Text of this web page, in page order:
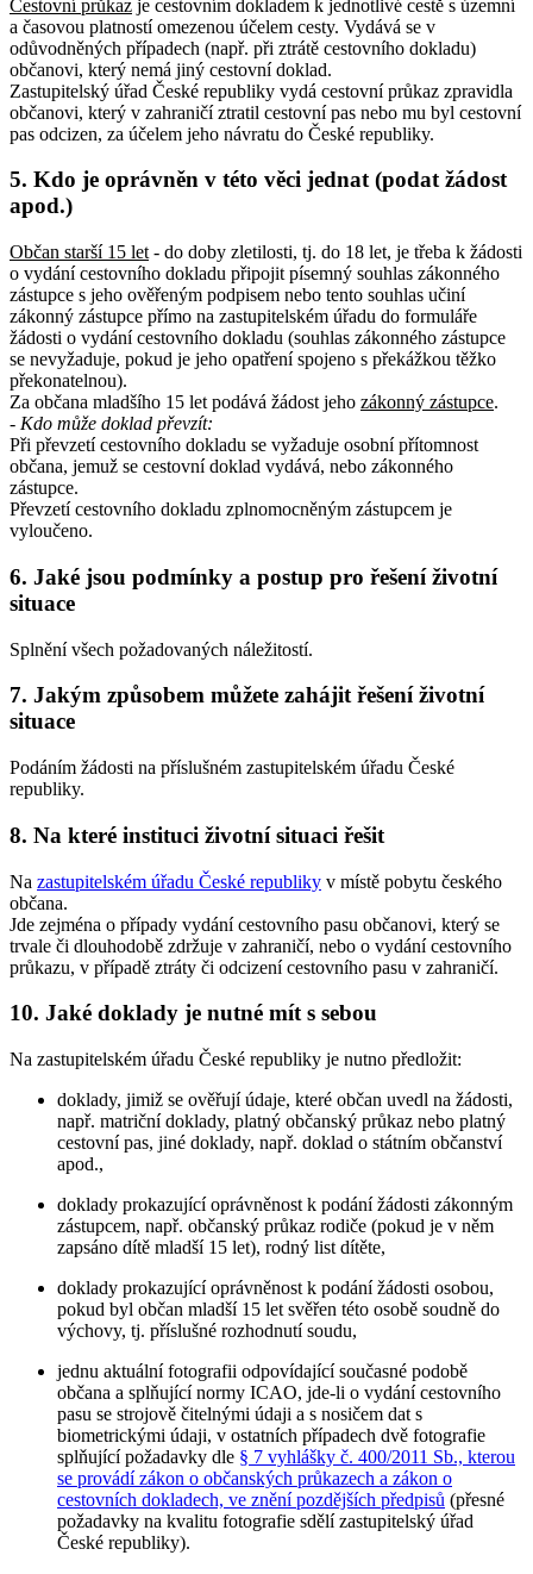
Cestovní průkaz je cestovním dokladem k jednotlivé cestě s územní
a časovou platností omezenou účelem cesty. Vydává se v
odůvodněných případech (např. při ztrátě cestovního dokladu)
občanovi, který nemá jiný cestovní doklad.
Zastupitelský úřad České republiky vydá cestovní průkaz zpravidla
občanovi, který v zahraničí ztratil cestovní pas nebo mu byl cestovní
pas odcizen, za účelem jeho návratu do České republiky.
5. Kdo je oprávněn v této věci jednat (podat žádost
apod.)
Občan starší 15 let - do doby zletilosti, tj. do 18 let, je třeba k žádosti
o vydání cestovního dokladu připojit písemný souhlas zákonného
zástupce s jeho ověřeným podpisem nebo tento souhlas učiní
zákonný zástupce přímo na zastupitelském úřadu do formuláře
žádosti o vydání cestovního dokladu (souhlas zákonného zástupce
se nevyžaduje, pokud je jeho opatření spojeno s překážkou těžko
překonatelnou).
Za občana mladšího 15 let podává žádost jeho zákonný zástupce.
- Kdo může doklad převzít:
Při převzetí cestovního dokladu se vyžaduje osobní přítomnost
občana, jemuž se cestovní doklad vydává, nebo zákonného
zástupce.
Převzetí cestovního dokladu zplnomocněným zástupcem je
vyloučeno.
6. Jaké jsou podmínky a postup pro řešení životní
situace
Splnění všech požadovaných náležitostí.
7. Jakým způsobem můžete zahájit řešení životní
situace
Podáním žádosti na příslušném zastupitelském úřadu České
republiky.
8. Na které instituci životní situaci řešit
Na zastupitelském úřadu České republiky v místě pobytu českého
občana.
Jde zejména o případy vydání cestovního pasu občanovi, který se
trvale či dlouhodobě zdržuje v zahraničí, nebo o vydání cestovního
průkazu, v případě ztráty či odcizení cestovního pasu v zahraničí.
10. Jaké doklady je nutné mít s sebou
Na zastupitelském úřadu České republiky je nutno předložit:
doklady, jimiž se ověřují údaje, které občan uvedl na žádosti,
např. matriční doklady, platný občanský průkaz nebo platný
cestovní pas, jiné doklady, např. doklad o státním občanství
apod.,
doklady prokazující oprávněnost k podání žádosti zákonným
zástupcem, např. občanský průkaz rodiče (pokud je v něm
zapsáno dítě mladší 15 let), rodný list dítěte,
doklady prokazující oprávněnost k podání žádosti osobou,
pokud byl občan mladší 15 let svěřen této osobě soudně do
výchovy, tj. příslušné rozhodnutí soudu,
jednu aktuální fotografii odpovídající současné podobě
občana a splňující normy ICAO, jde-li o vydání cestovního
pasu se strojově čitelnými údaji a s nosičem dat s
biometrickými údaji, v ostatních případech dvě fotografie
splňující požadavky dle § 7 vyhlášky č. 400/2011 Sb., kterou
se provádí zákon o občanských průkazech a zákon o
cestovních dokladech, ve znění pozdějších předpisů (přesné
požadavky na kvalitu fotografie sdělí zastupitelský úřad
České republiky).